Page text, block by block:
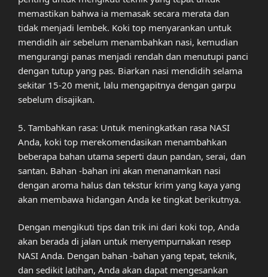
memastikan bahwa ia memasak secara merata dan
tidak menjadi lembek. Koki top menyarankan untuk
mendidih air sebelum menambahkan nasi, kemudian
mengurangi panas menjadi rendah dan menutupi panci
dengan tutup yang pas. Biarkan nasi mendidih selama
sekitar 15-20 menit, lalu mengapitnya dengan garpu
sebelum disajikan.
5. Tambahkan rasa: Untuk meningkatkan rasa NASI
Anda, koki top merekomendasikan menambahkan
beberapa bahan utama seperti daun pandan, serai, dan
santan. Bahan -bahan ini akan menanamkan nasi
dengan aroma halus dan tekstur krim yang kaya yang
akan membawa hidangan Anda ke tingkat berikutnya.
Dengan mengikuti tips dan trik ini dari koki top, Anda
akan berada di jalan untuk menyempurnakan resep
NASI Anda. Dengan bahan -bahan yang tepat, teknik,
dan sedikit latihan, Anda akan dapat mengesankan